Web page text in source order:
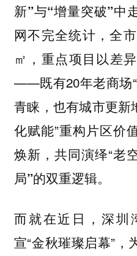
新”与“增量突破”中
网不完全统计，全
㎡，重点项目以差
——既有20年老商场“
青睐，也有城市更新
化赋能”重构片区价
焕新，共同演绎“老
局”的双重逻辑。
而就在近日， 深圳
宣“金秋璀璨启幕”